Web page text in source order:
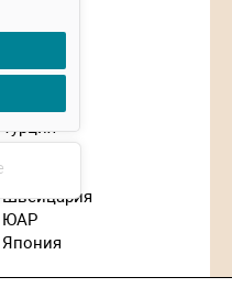
Словения
Таиланд
Турция
Чехия
Швейцария
ЮАР
Япония